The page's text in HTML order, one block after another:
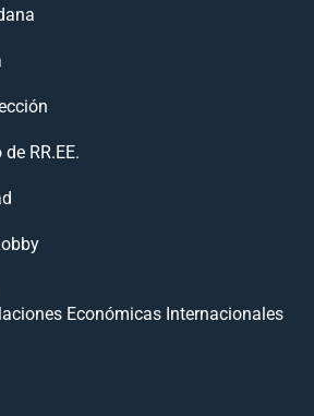
RR.EE.
Económicas Internacionales